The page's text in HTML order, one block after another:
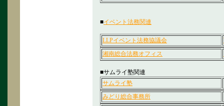
■イベント法務関連
LLPイベント法務協議会
湘南総合法務オフィス
■サムライ塾関連
サムライ塾
みどり総合事務所